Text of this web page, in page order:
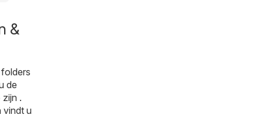
&
de
.
vindt u